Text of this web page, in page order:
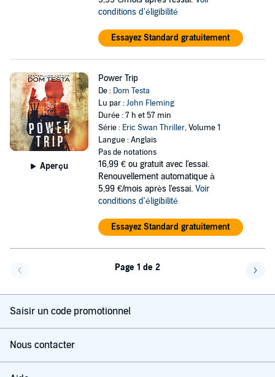
conditions d'éligibilité
Essayez Standard gratuitement
Aperçu
Power Trip
De : Dom Testa
Lu par :John Fleming
Durée : 7 h et 57 min
Série : Eric Swan Thriller, Volume 1
Langue : Anglais
Pas de notations
16,99 € ou gratuit avec l'essai.
Renouvellement automatique à
5,99 €/mois après l'essai. Voir
conditions d'éligibilité
Essayez Standard gratuitement
Page 1 de 2
Saisir un code promotionnel
Nous contacter